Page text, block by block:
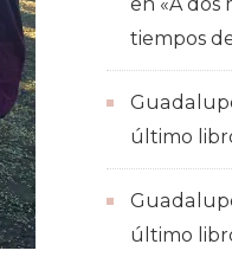
tiempos
último
último